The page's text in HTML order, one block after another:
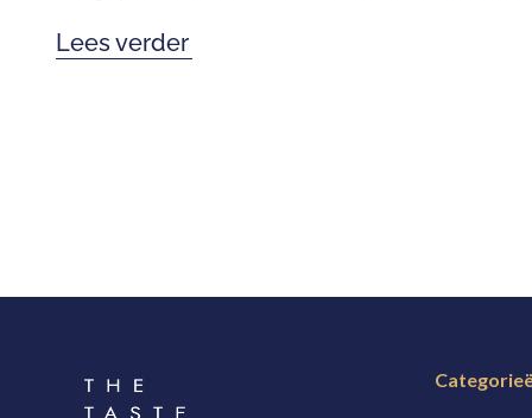
Lees verder